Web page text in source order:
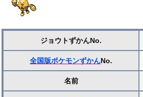
ジョウトずかんNo.
全国版ポケモンずかんNo.
名前